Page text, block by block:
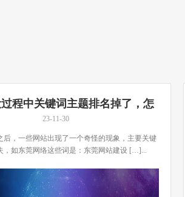
程中关键词主题排名掉了，怎
么办？
23-11-30
后，一些网站出现了一个奇怪的现象，主要关键
，如东莞网络这些词是：东莞网站建设 […]...